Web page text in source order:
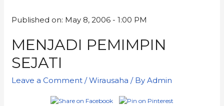
Published on: May 8, 2006 - 1:00 PM
MENJADI PEMIMPIN
SEJATI
Leave a Comment /Wirausaha / ByAdmin